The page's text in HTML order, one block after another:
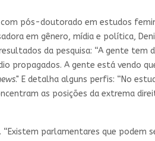
pós-doutorado em estudos
em gênero, mídia e política,
da pesquisa: “A gente tem
propagados. A gente está vendo
." E detalha alguns perfis: “No
as posições da extrema
parlamentares que podem